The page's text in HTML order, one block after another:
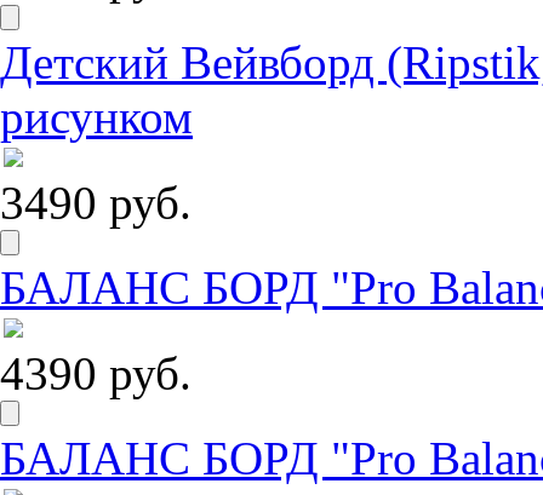
Детский Вейвборд
рисунком
3490 руб.
БАЛАНС БОРД "Pro
4390 руб.
БАЛАНС БОРД "Pro